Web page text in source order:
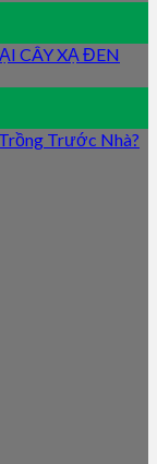
CÂY XẠ ĐEN
Trước Nhà?